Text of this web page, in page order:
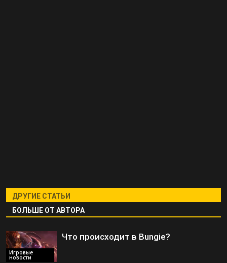
ДРУГИЕ СТАТЬИ
БОЛЬШЕ ОТ АВТОРА
Игровые
новости
Что происходит в Bungie?